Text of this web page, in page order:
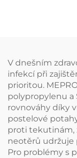
V dnešním
infekcí při
prioritou.
polypropylenu a
rovnováhy díky
postelové
proti tekutinám,
neotěrů udržuje
Pro problémy s